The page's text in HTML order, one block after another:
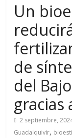
Un
de
del
gracias
2 septiembre,
Guadalquivir,